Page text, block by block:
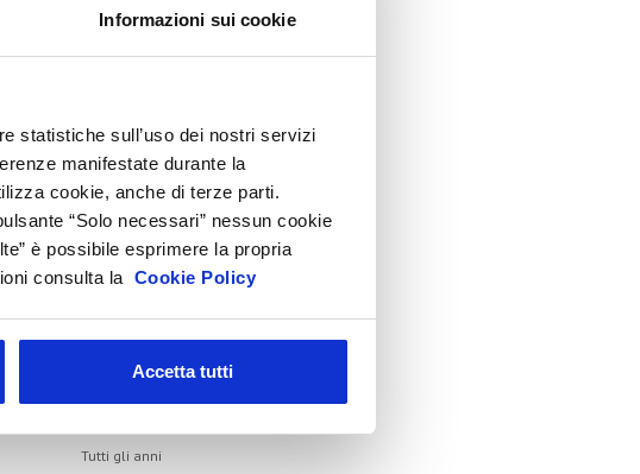
Informazioni sui cookie
statistiche sull’uso dei nostri servizi
manifestate durante la
cookie, anche di terze parti.
“Solo necessari” nessun cookie
è possibile esprimere la propria
consulta la Cookie Policy
Accetta tutti
Assemblea
Convegno tecnico internazionale
Information Day
Beauty Links
Beauty Report
Incontri tematici
Eventi Speciali
Leonardo Genio e Bellezza
Milano Beauty Week
Tutti gli anni